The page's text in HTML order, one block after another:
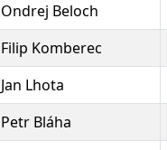
Ondrej Beloch
Filip Komberec
Jan Lhota
Petr Bláha